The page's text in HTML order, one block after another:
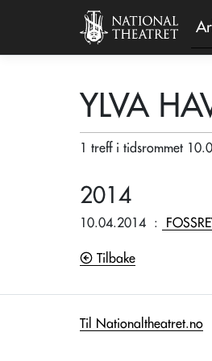
YLVA
1 treff i tidsrommet
2014
10.04.2014 :
Tilbake
Til Nationaltheatret.no